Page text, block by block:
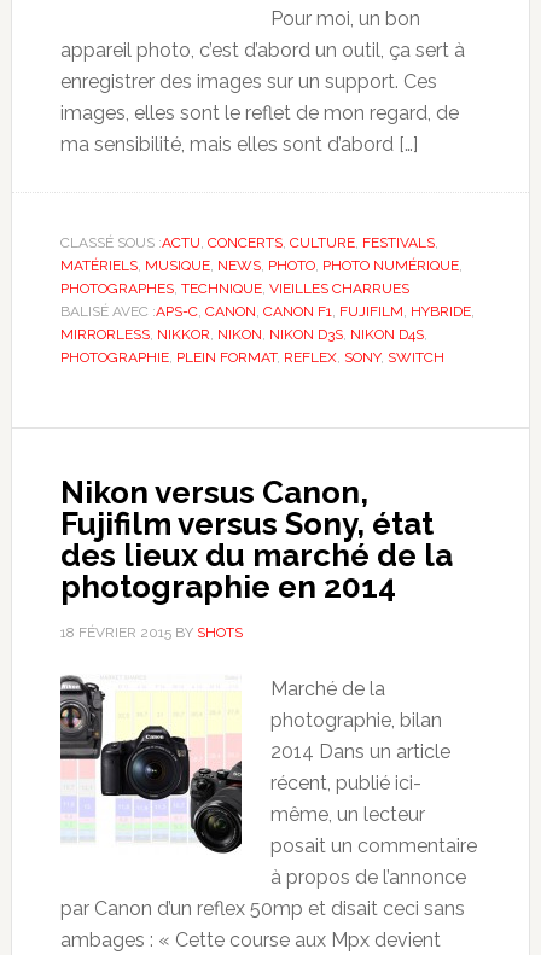
Pour moi, un bon
appareil photo, c’est d’abord un outil, ça sert à
enregistrer des images sur un support. Ces
images, elles sont le reflet de mon regard, de
ma sensibilité, mais elles sont d’abord […]
CLASSÉ SOUS :ACTU CONCERTS, CULTURE, FESTIVALS,
MATÉRIELS, MUSIQUE, NEWS, PHOTO, PHOTO NUMÉRIQUE,
PHOTOGRAPHES, TECHNIQUE, VIEILLES CHARRUES
BALISÉ AVEC :APS-C, CANON CANON F1 FUJIFILM HYBRIDE,
MIRRORLESS, NIKKOR NIKON NIKON D3S, NIKON D4S,
PHOTOGRAPHIE, PLEIN FORMAT, REFLEX, SONY, SWITCH
Nikon versus Canon,
Fujifilm versus Sony, état
des lieux du marché de la
photographie en 2014
18 FÉVRIER 2015BY SHOTS
Marché de la
photographie, bilan
2014 Dans un article
récent, publié ici-
même, un lecteur
posait un commentaire
à propos de l’annonce
par Canon d’un reflex 50mp et disait ceci sans
ambages : « Cette course aux Mpx devient